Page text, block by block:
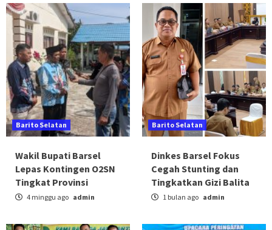
Barito Selatan
Wakil Bupati Barsel
Lepas Kontingen O2SN
Tingkat Provinsi
4 minggu ago admin
Barito Selatan
Dinkes Barsel Fokus
Cegah Stunting dan
Tingkatkan Gizi Balita
1 bulan ago admin